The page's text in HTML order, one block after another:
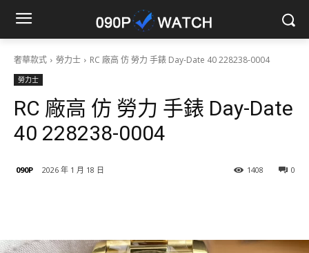
奢華款式 勞力士 RC 廠高 仿 勞力 手錶 Day-Date 40 228238-0004
勞力士
RC 廠高 仿 勞力 手錶 Day-Date
40 228238-0004
090P 2026 年 1 月 18 日 0
1408